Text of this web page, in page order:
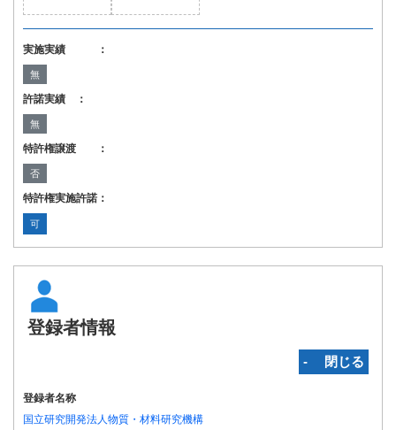
実施実績 ：
無
許諾実績 ：
無
特許権譲渡 ：
否
特許権実施許諾：
可
登録者情報
‐ 閉じる
登録者名称
国立研究開発法人物質・材料研究機構